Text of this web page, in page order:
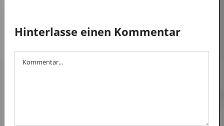
Hinterlasse einen Kommentar
Kommentar